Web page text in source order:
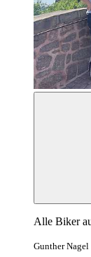
Alle Biker
Gunther Nagel